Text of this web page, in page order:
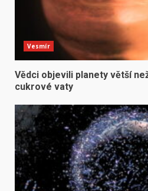
Vesmír
Vědci objevili planety větší
cukrové vaty